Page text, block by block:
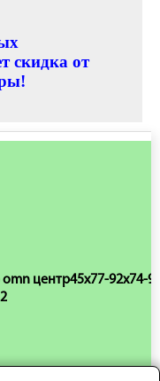
скидка от
центр45x77-92x74-